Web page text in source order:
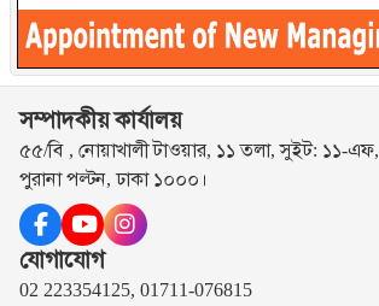
সম্পাদকীয় কার্যালয়
৫৫/বি , নোয়াখালী টাওয়ার, ১১ তলা, সুইট: ১১-এফ,
পুরানা পল্টন, ঢাকা ১০০০।
যোগাযোগ
02 223354125, 01711-076815